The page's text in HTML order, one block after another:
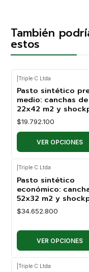
También
estos
Triple C Ltda
Pasto sintético
medio: canchas de
22x42 m2 y
$19.792.100
VER OPCIONES
Triple C Ltda
Pasto sintético
económico:
52x32 m2 y
$34.652.800
VER OPCIONES
Triple C Ltda